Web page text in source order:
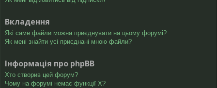
Вкладення
Які саме файли можна приєднувати на цьому форумі?
Як мені знайти усі приєднані мною файли?
Інформація про phpBB
Хто створив цей форум?
Чому на форумі немає функції X?